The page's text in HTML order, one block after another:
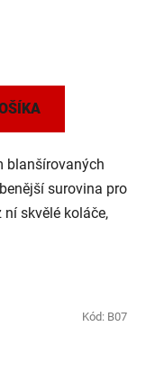
blanšírovaných
surovina pro
ní skvělé koláče,
Kód: B07